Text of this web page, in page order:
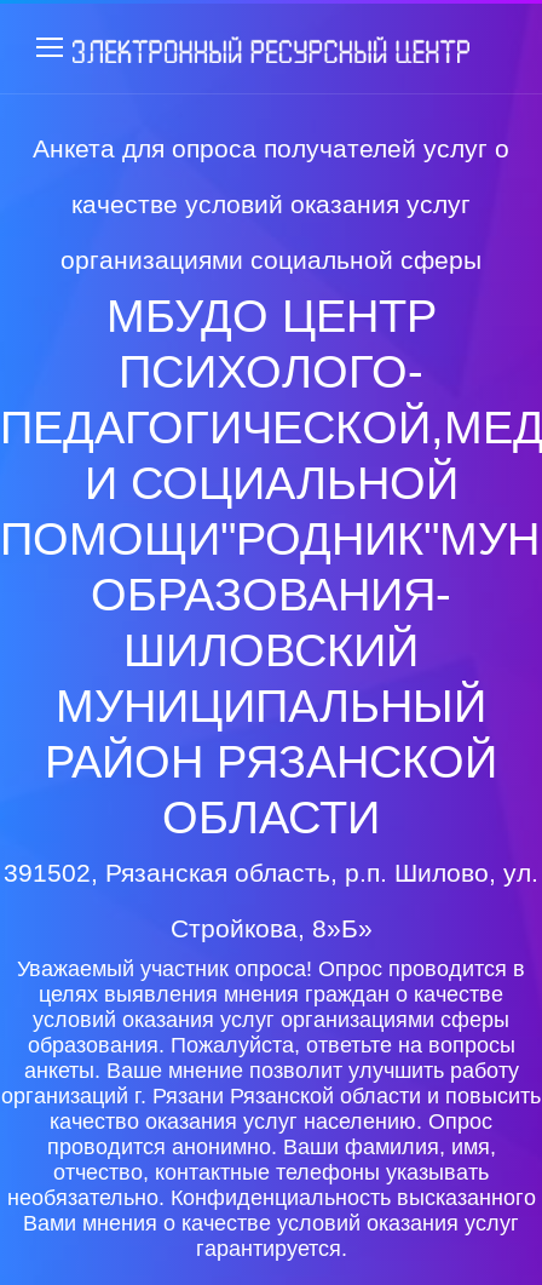
Анкета для опроса получателей услуг о
качестве условий оказания услуг
организациями социальной сферы
МБУДО ЦЕНТР
ПСИХОЛОГО-
И СОЦИАЛЬНОЙ
ОБРАЗОВАНИЯ-
ШИЛОВСКИЙ
МУНИЦИПАЛЬНЫЙ
РАЙОН РЯЗАНСКОЙ
ОБЛАСТИ
391502, Рязанская область, р.п. Шилово, ул.
Стройкова, 8»Б»
Уважаемый участник опроса! Опрос проводится в
целях выявления мнения граждан о качестве
условий оказания услуг организациями сферы
образования. Пожалуйста, ответьте на вопросы
анкеты. Ваше мнение позволит улучшить работу
организаций г. Рязани Рязанской области и повысить
качество оказания услуг населению. Опрос
проводится анонимно. Ваши фамилия, имя,
отчество, контактные телефоны указывать
необязательно. Конфиденциальность высказанного
Вами мнения о качестве условий оказания услуг
гарантируется.